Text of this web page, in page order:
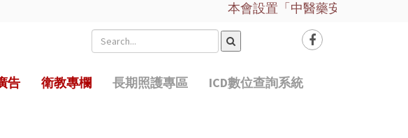
本會設置「中醫藥安全諮詢服務
告 衛教專欄 長期照護專區 ICD數位查詢系統